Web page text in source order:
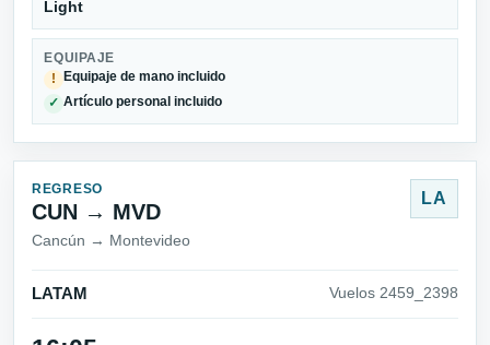
Light
EQUIPAJE
!
Equipaje de mano incluido
✓ Artículo personal incluido
REGRESO
CUN → MVD
Cancún → Montevideo
LA
LATAM Vuelos 2459_2398